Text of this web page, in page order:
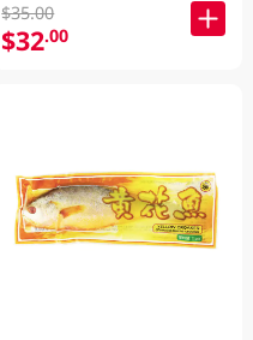
$35.00
$32.00